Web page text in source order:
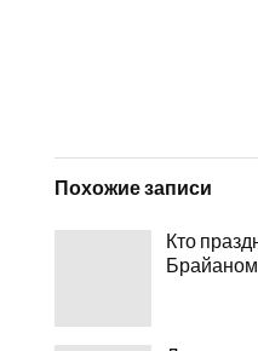
Похожие записи
Кто